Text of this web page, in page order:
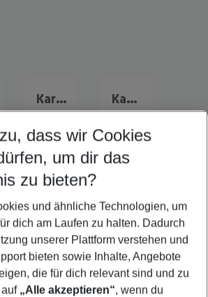
Karibik Flug & Hotel Kanada Flug & Hotel
Kissimmee
Kissimmee
dass wir Cookies
um dir das
zu bieten?
und ähnliche Technologien, um
dich am Laufen zu halten. Dadurch
unserer Plattform verstehen und
bieten sowie Inhalte, Angebote
die für dich relevant sind und zu
„Alle akzeptieren“, wenn du